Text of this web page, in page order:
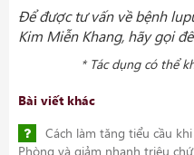
Để được tư vấn về bệnh
Kim Miễn Khang, hãy gọi
* Tác dụng có thể
Bài viết khác
Cách làm tăng tiểu cầu
Phòng và giảm nhanh triệu